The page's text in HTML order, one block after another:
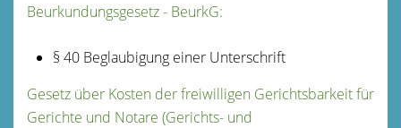
Beurkundungsgesetz - BeurkG:
§ 40 Beglaubigung einer Unterschrift
Gesetz über Kosten der freiwilligen Gerichtsbarkeit für
Gerichte und Notare (Gerichts- und